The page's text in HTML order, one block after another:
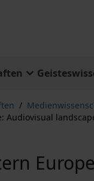
/
Audiovisual